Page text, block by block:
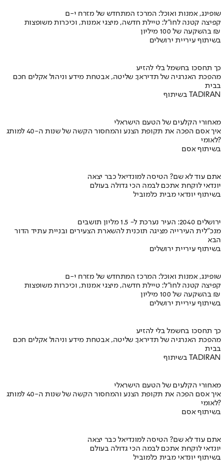
שופינג, אמנות ואוכל: המרכז המתחדש של מזרח י-ם
קפיצה קטנה לחו"ל: טיילת חדשה, מיצגי אמנות, וכיכרות משופצות
בהשקעה של 100 מיליון ₪
בשיתוף עיריית ירושלים
כך תחסכו בחשמל בלי להזיע
מהפכת האנרגיה של תדיראן: שליטה, אבטחת מידע וניהול אקלים חכם
בבית
בשיתוף TADIRAN
מאחורי הקלעים של הטעם הישראלי
איך אסם הפכה את תקופת הצנע והמחסור הקשה של שנות ה-40 למותג
לאומי?
בשיתוף אסם
אתם עוד לא שם? הטיסה למונדיאל כבר יצאה
יונדאי לוקחת אתכם לבמה הכי גדולה בעולם
בשיתוף יונדאי מבית כלמוביל
ירושלים 2040: העיר נערכת ל- 1.5 מליון תושבים
מנכ"לית העירייה מציגה תוכנית להשארת הצעירים ובניית עתיד הדור
הבא
בשיתוף עיריית ירושלים
שופינג, אמנות ואוכל: המרכז המתחדש של מזרח י-ם
קפיצה קטנה לחו"ל: טיילת חדשה, מיצגי אמנות, וכיכרות משופצות
בהשקעה של 100 מיליון ₪
בשיתוף עיריית ירושלים
כך תחסכו בחשמל בלי להזיע
מהפכת האנרגיה של תדיראן: שליטה, אבטחת מידע וניהול אקלים חכם
בבית
בשיתוף TADIRAN
מאחורי הקלעים של הטעם הישראלי
איך אסם הפכה את תקופת הצנע והמחסור הקשה של שנות ה-40 למותג
לאומי?
בשיתוף אסם
אתם עוד לא שם? הטיסה למונדיאל כבר יצאה
יונדאי לוקחת אתכם לבמה הכי גדולה בעולם
בשיתוף יונדאי מבית כלמוביל